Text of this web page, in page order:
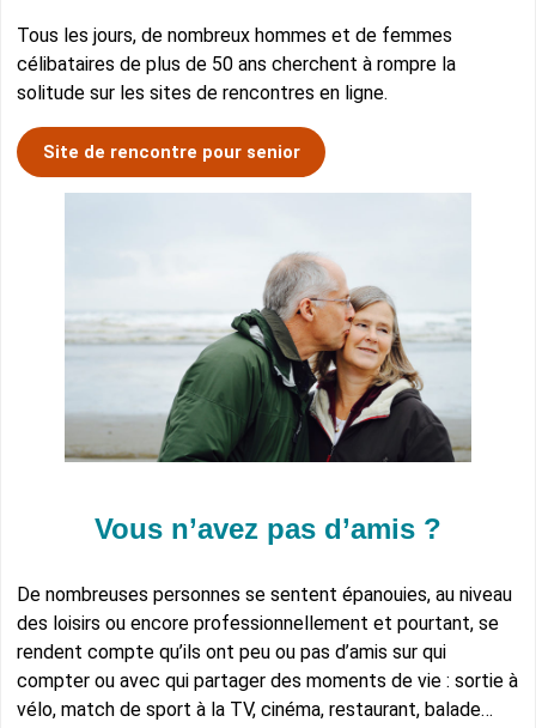
Tous les jours, de nombreux hommes et de femmes
célibataires de plus de 50 ans cherchent à rompre la
solitude sur les sites de rencontres en ligne.
Site de rencontre pour senior
Vous n’avez pas d’amis ?
De nombreuses personnes se sentent épanouies, au niveau
des loisirs ou encore professionnellement et pourtant, se
rendent compte qu’ils ont peu ou pas d’amis sur qui
compter ou avec qui partager des moments de vie : sortie à
vélo, match de sport à la TV, cinéma, restaurant, balade…